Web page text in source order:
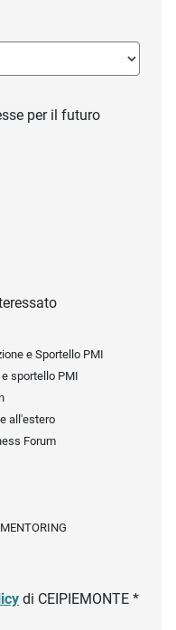
per il futuro
e Sportello PMI
sportello PMI
all'estero
Forum
di CEIPIEMONTE *